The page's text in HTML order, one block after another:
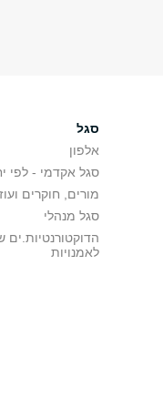
סגל
אלפון
סגל אקדמי - לפי
מורים, חוקרים
סגל מנהלי
לאמנויות